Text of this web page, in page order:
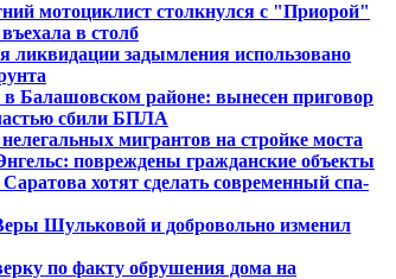
мотоциклист столкнулся с "Приорой"
в столб
ликвидации задымления использовано
в Балашовском районе: вынесен приговор
сбили БПЛА
мигрантов на стройке моста
повреждены гражданские объекты
хотят сделать современный спа-
Шульковой и добровольно изменил
по факту обрушения дома на